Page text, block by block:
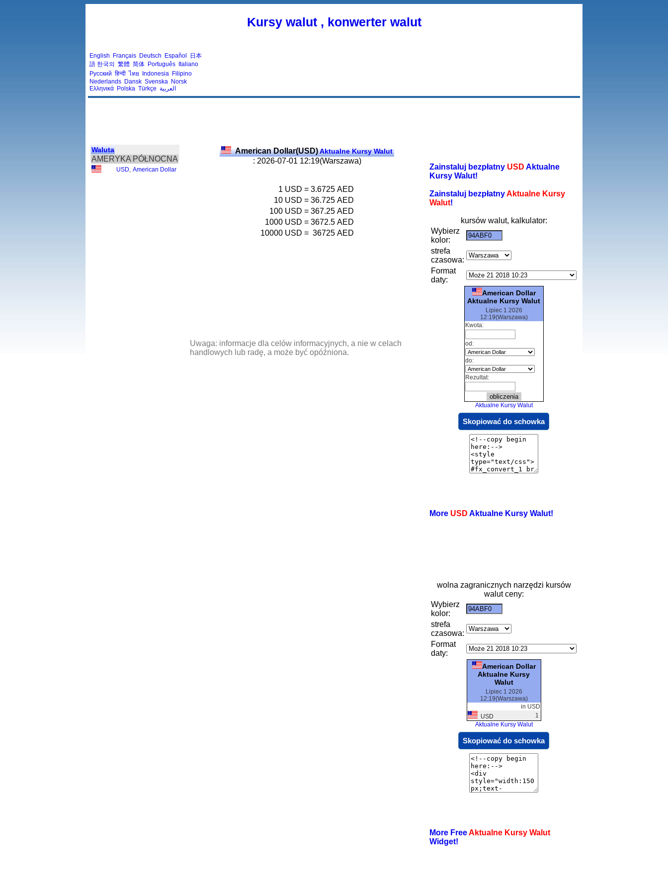
Kursy walut , konwerter walut
English Français Deutsch Español
日本
語 한국의 繁體 简体 Português Italiano
Русский हिन्दी ไทย Indonesia Filipino
Nederlands Dansk Svenska Norsk
Ελληνικά Polska Türkçe العربية
Waluta
AMERYKA PÓŁNOCNA
USD American Dollar
American Dollar(USD)Aktualne Kursy Walut
: 2026-07-01 12:19(Warszawa)
1 USD = 3.6725 AED
10 USD = 36.725 AED
100 USD = 367.25 AED
1000 USD = 3672.5 AED
10000 USD = 36725 AED
Uwaga: informacje dla celów informacyjnych, a nie w celach
handlowych lub radę, a może być opóźniona.
Zainstaluj bezpłatny USD Aktualne
Kursy Walut!
Zainstaluj bezpłatnyAktualne Kursy
Walut!
kursów walut, kalkulator:
Wybierz
kolor:
strefa
czasowa:
Format
daty:
American Dollar
Aktualne Kursy Walut
Lipiec 1 2026
12:19(Warszawa)
Kwota:
od:
do:
Rezultat:
Aktualne Kursy Walut
Skopiować do schowka
More USD Aktualne Kursy Walut!
wolna zagranicznych narzędzi kursów
walut ceny:
Wybierz
kolor:
strefa
czasowa:
Format
daty:
American Dollar
Aktualne Kursy
Walut
Lipiec 1 2026
12:19(Warszawa)
in USD
USD
1
Aktualne Kursy Walut
Skopiować do schowka
More FreeAktualne Kursy Walut
Widget!